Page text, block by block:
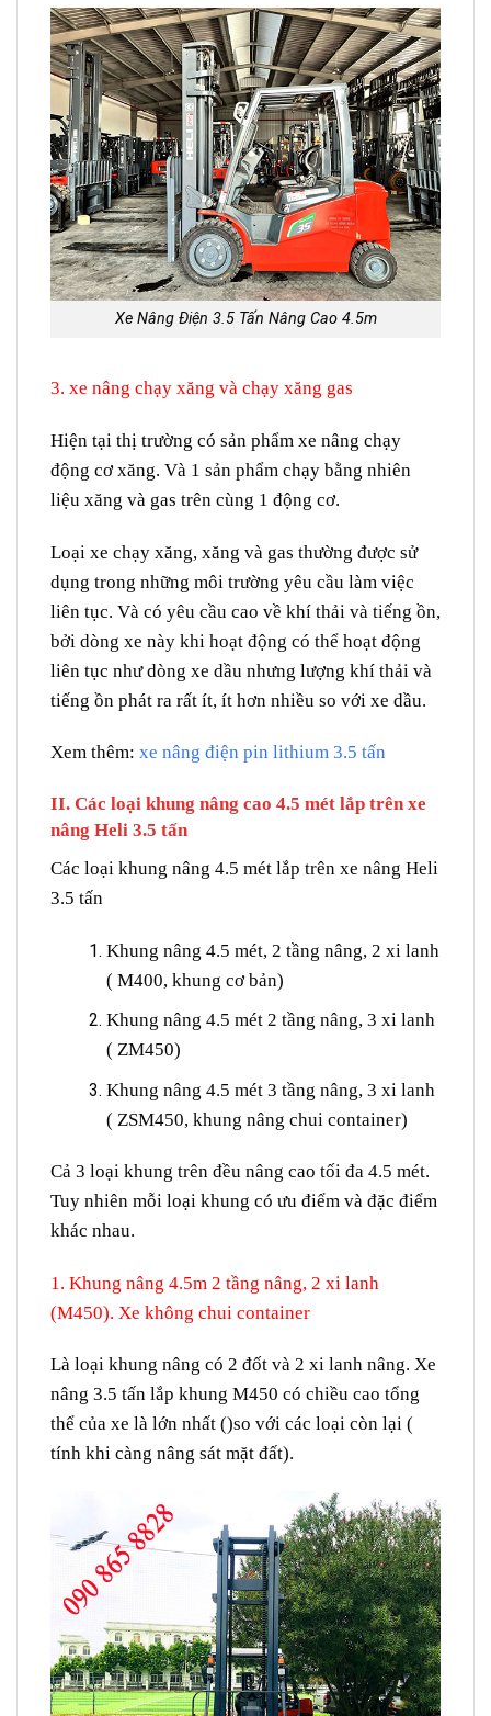
Xe Nâng Điện 3.5 Tấn Nâng Cao 4.5m
3. xe nâng chạy xăng và chạy xăng gas
Hiện tại thị trường có sản phẩm xe nâng chạy
động cơ xăng. Và 1 sản phẩm chạy bằng nhiên
liệu xăng và gas trên cùng 1 động cơ.
Loại xe chạy xăng, xăng và gas thường được sử
dụng trong những môi trường yêu cầu làm việc
liên tục. Và có yêu cầu cao về khí thải và tiếng ồn,
bởi dòng xe này khi hoạt động có thể hoạt động
liên tục như dòng xe dầu nhưng lượng khí thải và
tiếng ồn phát ra rất ít, ít hơn nhiều so với xe dầu.
Xem thêm: xe nâng điện pin lithium 3.5 tấn
II. Các loại khung nâng cao 4.5 mét lắp trên xe
nâng Heli 3.5 tấn
Các loại khung nâng 4.5 mét lắp trên xe nâng Heli
3.5 tấn
Khung nâng 4.5 mét, 2 tầng nâng, 2 xi lanh
( M400, khung cơ bản)
Khung nâng 4.5 mét 2 tầng nâng, 3 xi lanh
( ZM450)
Khung nâng 4.5 mét 3 tầng nâng, 3 xi lanh
( ZSM450, khung nâng chui container)
Cả 3 loại khung trên đều nâng cao tối đa 4.5 mét.
Tuy nhiên mỗi loại khung có ưu điểm và đặc điểm
khác nhau.
1. Khung nâng 4.5m 2 tầng nâng, 2 xi lanh
(M450). Xe không chui container
Là loại khung nâng có 2 đốt và 2 xi lanh nâng. Xe
nâng 3.5 tấn lắp khung M450 có chiều cao tổng
thể của xe là lớn nhất ()so với các loại còn lại (
tính khi càng nâng sát mặt đất).